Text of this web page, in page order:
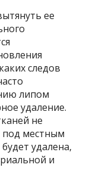
ее
следов
липом
удаление.
не
под местным
удалена,
и